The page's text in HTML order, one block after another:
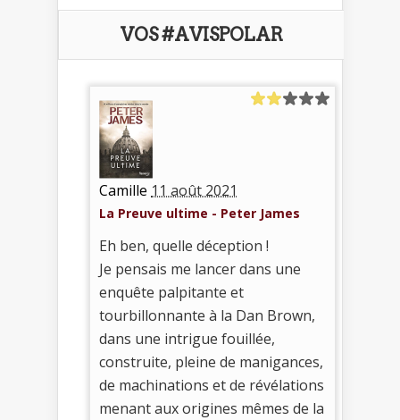
VOS #AVISPOLAR
Camille 11 août 2021
La Preuve ultime - Peter James
Eh ben, quelle déception !
Je pensais me lancer dans une
enquête palpitante et
tourbillonnante à la Dan Brown,
dans une intrigue fouillée,
construite, pleine de manigances,
de machinations et de révélations
menant aux origines mêmes de la